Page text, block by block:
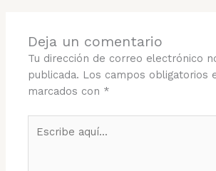
Deja un comentario
Tu dirección de correo electrónico
publicada. Los campos obligatorios
marcados con *
aquí...